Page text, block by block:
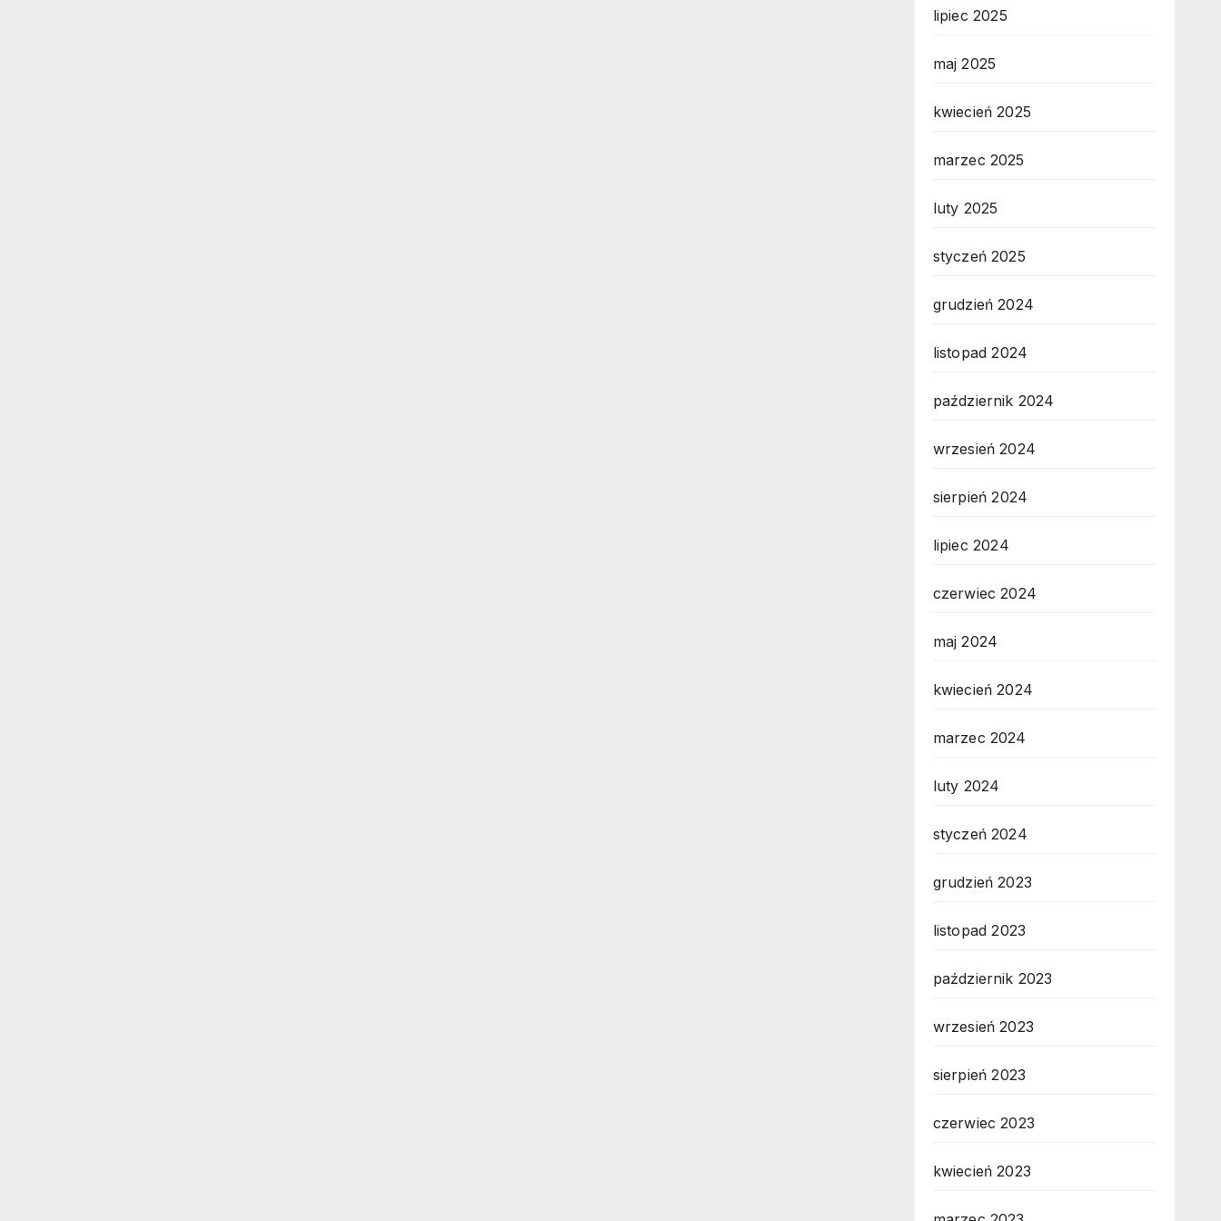
lipiec 2025
maj 2025
kwiecień 2025
marzec 2025
luty 2025
styczeń 2025
grudzień 2024
listopad 2024
październik 2024
wrzesień 2024
sierpień 2024
lipiec 2024
czerwiec 2024
maj 2024
kwiecień 2024
marzec 2024
luty 2024
styczeń 2024
grudzień 2023
listopad 2023
październik 2023
wrzesień 2023
sierpień 2023
czerwiec 2023
kwiecień 2023